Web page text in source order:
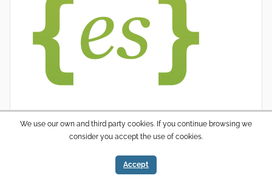
We use our own and third party cookies. If you continue browsing we
consider you accept the use of cookies.
Accept